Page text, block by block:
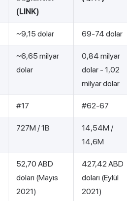
(LINK)
~9,15 dolar 69-74 dolar
~6,65 milyar
dolar
0,84 milyar
dolar - 1,02
milyar dolar
#17 #62-67
727M / 1B
14,54M /
14,6M
52,70 ABD
doları (Mayıs
2021)
427,42 ABD
doları (Eylül
2021)